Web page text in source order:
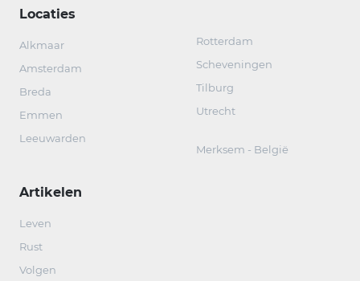
Locaties
Alkmaar
Amsterdam
Breda
Emmen
Leeuwarden
Rotterdam
Scheveningen
Tilburg
Utrecht
Merksem - België
Artikelen
Leven
Rust
Volgen